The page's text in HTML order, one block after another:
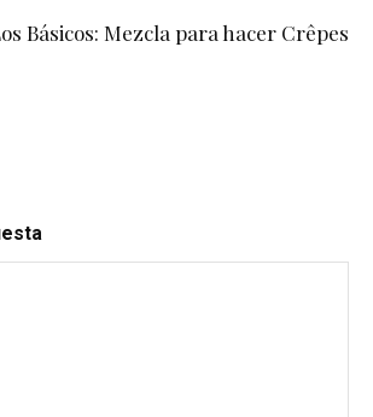
Básicos: Mezcla para hacer Crêpes